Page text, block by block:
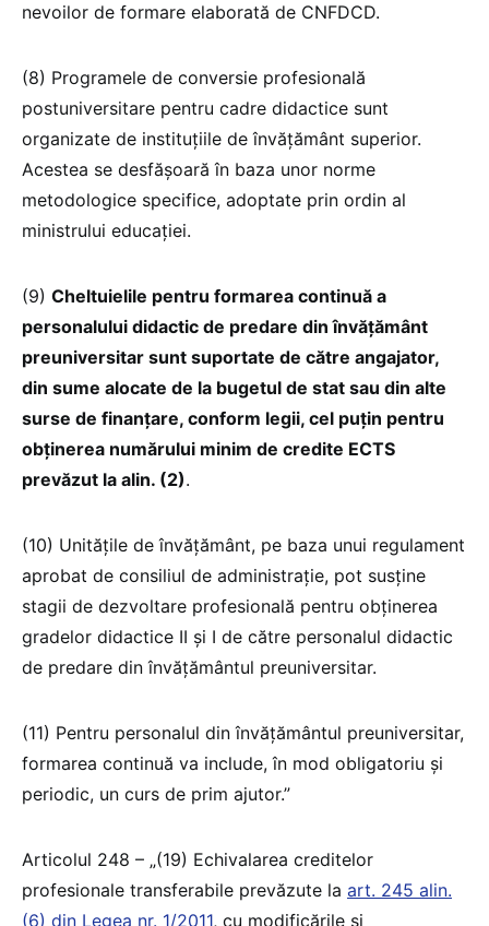
nevoilor de formare elaborată de CNFDCD.
(8) Programele de conversie profesională
postuniversitare pentru cadre didactice sunt
organizate de instituțiile de învățământ superior.
Acestea se desfășoară în baza unor norme
metodologice specifice, adoptate prin ordin al
ministrului educației.
(9) Cheltuielile pentru formarea continuă a
personalului didactic de predare din învățământ
preuniversitar sunt suportate de către angajator,
din sume alocate de la bugetul de stat sau din alte
surse de finanțare, conform legii, cel puțin pentru
obținerea numărului minim de credite ECTS
prevăzut la alin. (2).
(10) Unitățile de învățământ, pe baza unui regulament
aprobat de consiliul de administrație, pot susține
stagii de dezvoltare profesională pentru obținerea
gradelor didactice II și I de către personalul didactic
de predare din învățământul preuniversitar.
(11) Pentru personalul din învățământul preuniversitar,
formarea continuă va include, în mod obligatoriu și
periodic, un curs de prim ajutor.”
Articolul 248 – „(19) Echivalarea creditelor
profesionale transferabile prevăzute la art. 245 alin.
(6) din Legea nr. 1/2011, cu modificările și